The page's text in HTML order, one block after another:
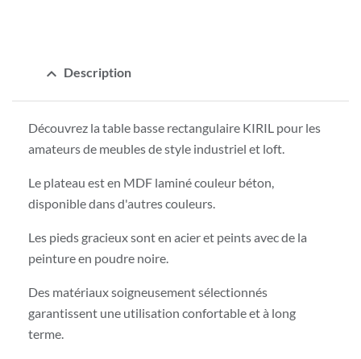
expand_less Description
Découvrez la table basse rectangulaire KIRIL pour les
amateurs de meubles de style industriel et loft.
Le plateau est en MDF laminé couleur béton,
disponible dans d'autres couleurs.
Les pieds gracieux sont en acier et peints avec de la
peinture en poudre noire.
Des matériaux soigneusement sélectionnés
garantissent une utilisation confortable et à long
terme.